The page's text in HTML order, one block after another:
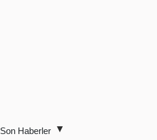
Son Haberler